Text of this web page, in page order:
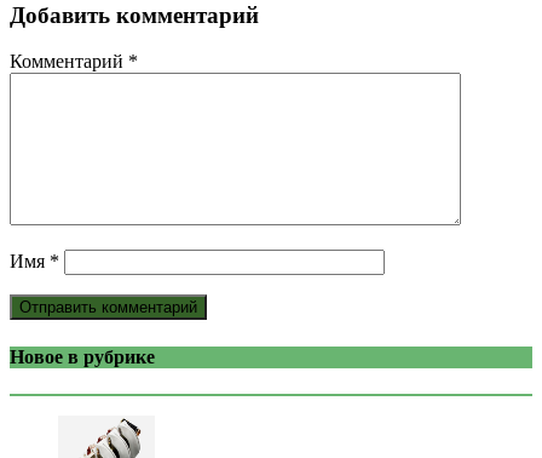
Добавить комментарий
Комментарий *
Имя *
Новое в рубрике